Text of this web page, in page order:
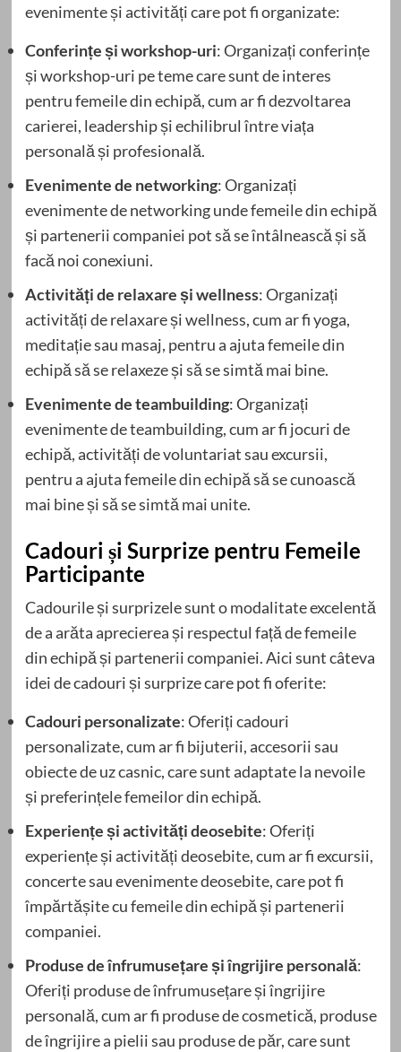
evenimente și activități care pot fi organizate:
Conferințe și workshop-uri: Organizați conferințe
și workshop-uri pe teme care sunt de interes
pentru femeile din echipă, cum ar fi dezvoltarea
carierei, leadership și echilibrul între viața
personală și profesională.
Evenimente de networking: Organizați
evenimente de networking unde femeile din echipă
și partenerii companiei pot să se întâlnească și să
facă noi conexiuni.
Activități de relaxare și wellness: Organizați
activități de relaxare și wellness, cum ar fi yoga,
meditație sau masaj, pentru a ajuta femeile din
echipă să se relaxeze și să se simtă mai bine.
Evenimente de teambuilding: Organizați
evenimente de teambuilding, cum ar fi jocuri de
echipă, activități de voluntariat sau excursii,
pentru a ajuta femeile din echipă să se cunoască
mai bine și să se simtă mai unite.
Cadouri și Surprize pentru Femeile
Participante
Cadourile și surprizele sunt o modalitate excelentă
de a arăta aprecierea și respectul față de femeile
din echipă și partenerii companiei. Aici sunt câteva
idei de cadouri și surprize care pot fi oferite:
Cadouri personalizate: Oferiți cadouri
personalizate, cum ar fi bijuterii, accesorii sau
obiecte de uz casnic, care sunt adaptate la nevoile
și preferințele femeilor din echipă.
Experiențe și activități deosebite: Oferiți
experiențe și activități deosebite, cum ar fi excursii,
concerte sau evenimente deosebite, care pot fi
împărtășite cu femeile din echipă și partenerii
companiei.
Produse de înfrumusețare și îngrijire personală:
Oferiți produse de înfrumusețare și îngrijire
personală, cum ar fi produse de cosmetică, produse
de îngrijire a pielii sau produse de păr, care sunt